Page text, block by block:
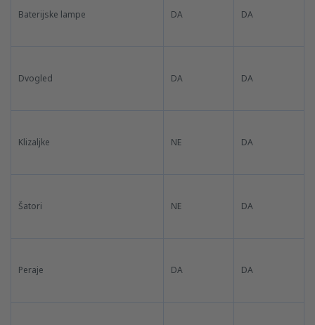
Baterijske lampe DA DA
Dvogled DA DA
Klizaljke NE DA
Šatori NE DA
Peraje DA DA